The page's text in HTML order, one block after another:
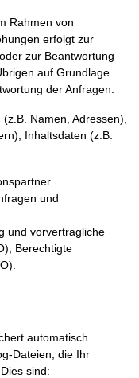
Rahmen von
erfolgt zur
zur Beantwortung
auf Grundlage
der Anfragen.
Namen, Adressen),
Inhaltsdaten (z.B.
und
und vorvertragliche
Berechtigte
automatisch
Dateien, die Ihr
sind: